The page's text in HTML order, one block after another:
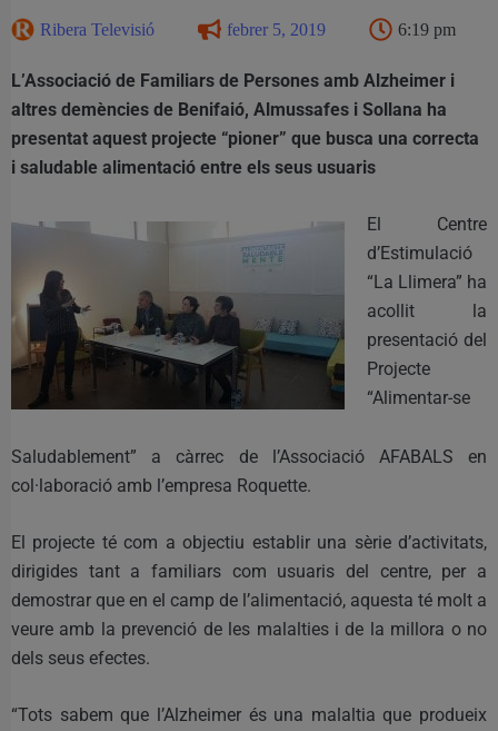
Ribera Televisió febrer 5, 2019 6:19 pm
L’Associació de Familiars de Persones amb Alzheimer i
altres demències de Benifaió, Almussafes i Sollana ha
presentat aquest projecte “pioner” que busca una correcta
i saludable alimentació entre els seus usuaris
El Centre
d’Estimulació
“La Llimera” ha
acollit la
presentació del
Projecte
“Alimentar-se
Saludablement” a càrrec de l’Associació AFABALS en
col·laboració amb l’empresa Roquette.
El projecte té com a objectiu establir una sèrie d’activitats,
dirigides tant a familiars com usuaris del centre, per a
demostrar que en el camp de l’alimentació, aquesta té molt a
veure amb la prevenció de les malalties i de la millora o no
dels seus efectes.
“Tots sabem que l’Alzheimer és una malaltia que produeix